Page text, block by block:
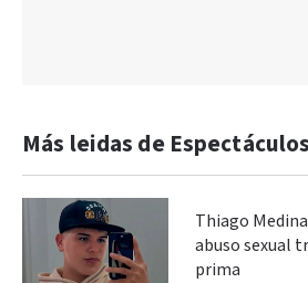
Más leidas de Espectáculos
Thiago
abuso sexual
prima